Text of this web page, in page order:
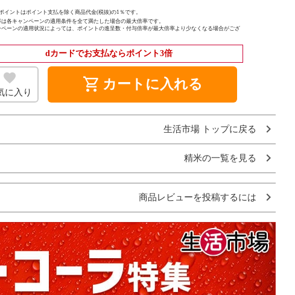
イントはポイント支払を除く商品代金(税抜)の1％です。
各キャンペーンの適用条件を全て満たした場合の最大倍率です。
ペーンの適用状況によっては、ポイントの進呈数・付与倍率が最大倍率より少なくなる場合がござ
dカードでお支払ならポイント3倍
に入り shopping_cart カートに入れる
生活市場 トップに戻る
精米の一覧を見る
商品レビューを投稿するには